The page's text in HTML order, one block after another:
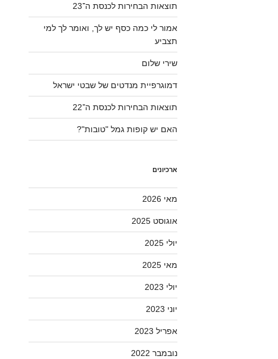
תוצאות הבחירות לכנסת ה־23
אמור לי כמה כסף יש לך, ואומר לך למי
תצביע
שירי שלום
דמוגרפיית מנדטים של שבטי ישראל
תוצאות הבחירות לכנסת ה־22
האם יש קופות גמל "טובות"?
ארכיונים
מאי 2026
אוגוסט 2025
יולי 2025
מאי 2025
יולי 2023
יוני 2023
אפריל 2023
נובמבר 2022